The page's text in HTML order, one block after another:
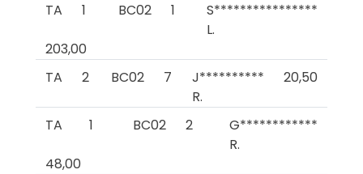
TA 1 BC02 1
S****************
L.
203,00
TA
2 BC02 7
J**********
R.
20,50
TA 1 BC02 2
G************
R.
48,00